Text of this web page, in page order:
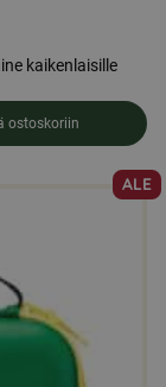
kaikenlaisille
100 kpl
ostoskoriin
ALE